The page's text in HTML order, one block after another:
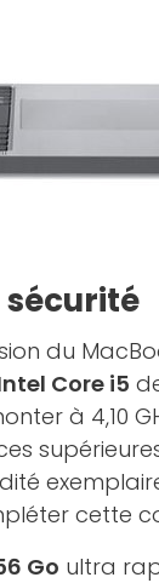
du
Core i5
à 4,10
cette
Go ultra